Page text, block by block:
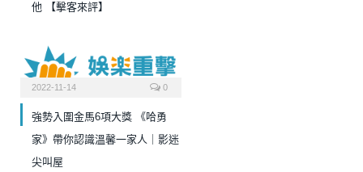
他 【擊客來評】
2022-11-14 0
強勢入圍金馬6項大獎 《哈勇
家》帶你認識溫馨一家人｜影迷
尖叫屋